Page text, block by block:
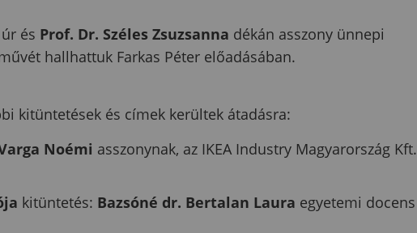
és Prof. Dr. Széles Zsuzsanna dékán asszony ünnepi
hallhattuk Farkas Péter előadásában.
kitüntetések és címek kerültek átadásra:
Noémi asszonynak, az IKEA Industry Magyarország Kft.
kitüntetés: Bazsóné dr. Bertalan Laura egyetemi docens